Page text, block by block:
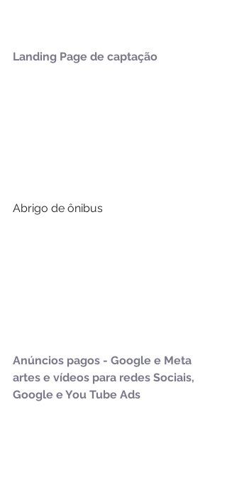
Landing Page de captação
Abrigo de ônibus
Anúncios pagos - Google e Meta
artes e vídeos para redes Sociais,
Google e You Tube Ads